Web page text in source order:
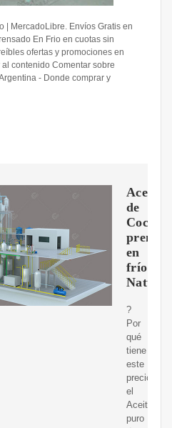
| MercadoLibre. Envíos Gratis en
En Frio en cuotas sin
ofertas y promociones en
contenido Comentar sobre
- Donde comprar y
Aceite
de
Coco
en
frío
?
Por
qué
tiene
este
precio
el
Aceite
puro